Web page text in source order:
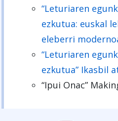
“Leturiaren
ezkutua: euskal
eleberri
“Leturiaren
ezkutua” Ikasbil
“Ipui Onac”